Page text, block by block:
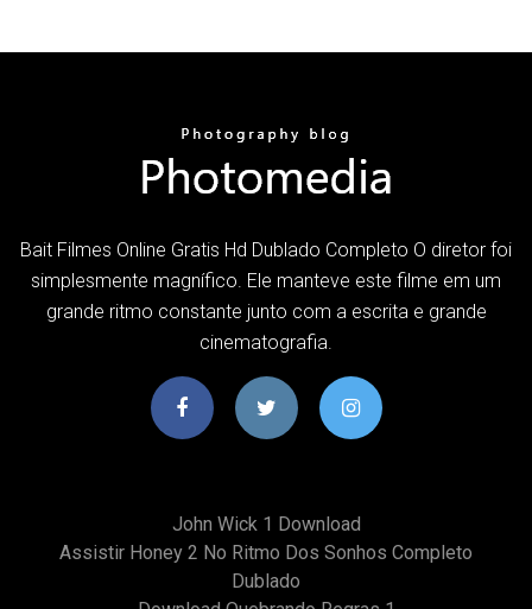
Bait Filmes Online Gratis Hd Dublado Completo O diretor foi
simplesmente magnífico. Ele manteve este filme em um
grande ritmo constante junto com a escrita e grande
cinematografia.
John Wick 1 Download
Assistir Honey 2 No Ritmo Dos Sonhos Completo
Dublado